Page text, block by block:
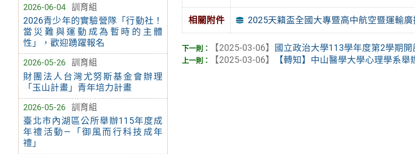
2026-06-04
訓育組
2026青少年的實驗營隊「行動社！
當災難與運動成為暫時的主體
性」，歡迎踴躍報名
2026-05-26
訓育組
財團法人台灣尤努斯基金會辦理
「玉山計畫」青年培力計畫
2026-05-26
訓育組
臺北市內湖區公所舉辦115年度成
年禮活動—「御風而行科技成年
禮」
相關附件 2025天籟盃全國大專暨高中航空暨運輸
【2025-03-06】
國立政治大學113學年度第2學期
【2025-03-06】
【轉知】中山醫學大學心理學系舉